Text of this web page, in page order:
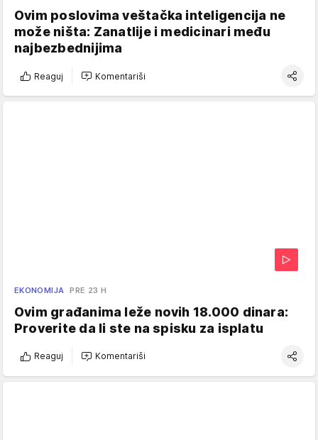
Ovim poslovima veštačka inteligencija ne
može ništa: Zanatlije i medicinari među
najbezbednijima
Reaguj Komentariši
EKONOMIJA PRE 23 H
Ovim građanima leže novih 18.000 dinara:
Proverite da li ste na spisku za isplatu
Reaguj Komentariši